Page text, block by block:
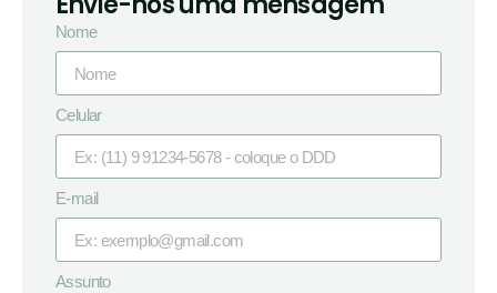
Nome
Celular
E-mail
Assunto